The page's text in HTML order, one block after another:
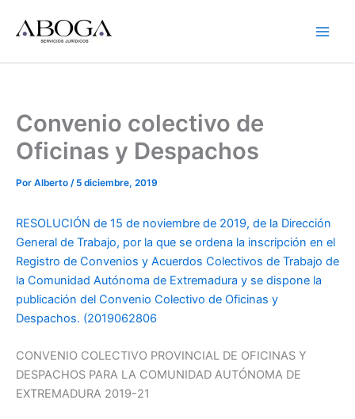
contenido
Convenio colectivo de
Oficinas y Despachos
Por Alberto / 5 diciembre, 2019
RESOLUCIÓN de 15 de noviembre de 2019, de la Dirección
General de Trabajo, por la que se ordena la inscripción en el
Registro de Convenios y Acuerdos Colectivos de Trabajo de
la Comunidad Autónoma de Extremadura y se dispone la
publicación del Convenio Colectivo de Oficinas y
Despachos. (2019062806
CONVENIO COLECTIVO PROVINCIAL DE OFICINAS Y
DESPACHOS PARA LA COMUNIDAD AUTÓNOMA DE
EXTREMADURA 2019-21